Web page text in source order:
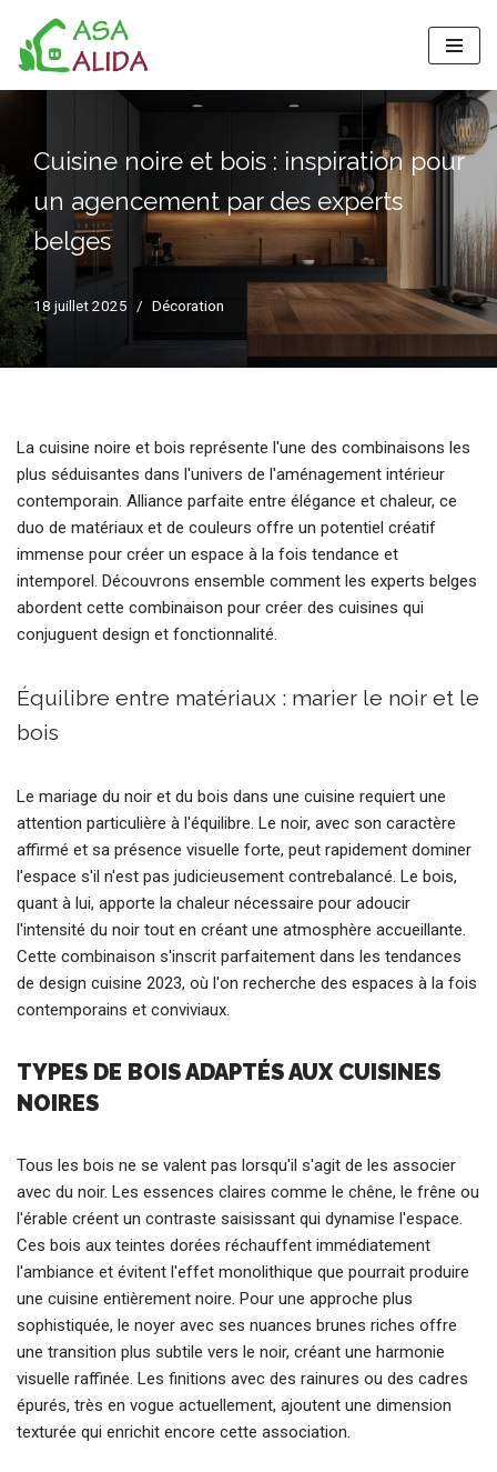
Aller
au
Cuisine noire et bois : inspiration pour
un agencement par des experts
belges
18 juillet 2025 Décoration
La cuisine noire et bois représente l'une des combinaisons les
plus séduisantes dans l'univers de l'aménagement intérieur
contemporain. Alliance parfaite entre élégance et chaleur, ce
duo de matériaux et de couleurs offre un potentiel créatif
immense pour créer un espace à la fois tendance et
intemporel. Découvrons ensemble comment les experts belges
abordent cette combinaison pour créer des cuisines qui
conjuguent design et fonctionnalité.
Équilibre entre matériaux : marier le noir et le
bois
Le mariage du noir et du bois dans une cuisine requiert une
attention particulière à l'équilibre. Le noir, avec son caractère
affirmé et sa présence visuelle forte, peut rapidement dominer
l'espace s'il n'est pas judicieusement contrebalancé. Le bois,
quant à lui, apporte la chaleur nécessaire pour adoucir
l'intensité du noir tout en créant une atmosphère accueillante.
Cette combinaison s'inscrit parfaitement dans les tendances
de design cuisine 2023, où l'on recherche des espaces à la fois
contemporains et conviviaux.
TYPES DE BOIS ADAPTÉS AUX CUISINES
NOIRES
Tous les bois ne se valent pas lorsqu'il s'agit de les associer
avec du noir. Les essences claires comme le chêne, le frêne ou
l'érable créent un contraste saisissant qui dynamise l'espace.
Ces bois aux teintes dorées réchauffent immédiatement
l'ambiance et évitent l'effet monolithique que pourrait produire
une cuisine entièrement noire. Pour une approche plus
sophistiquée, le noyer avec ses nuances brunes riches offre
une transition plus subtile vers le noir, créant une harmonie
visuelle raffinée. Les finitions avec des rainures ou des cadres
épurés, très en vogue actuellement, ajoutent une dimension
texturée qui enrichit encore cette association.